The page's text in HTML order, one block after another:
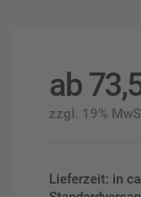
ab
zzgl. 19%
Lieferzeit: in